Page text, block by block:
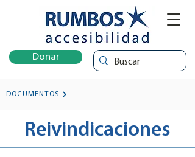
Donar
DOCUMENTOS
Reivindicaciones